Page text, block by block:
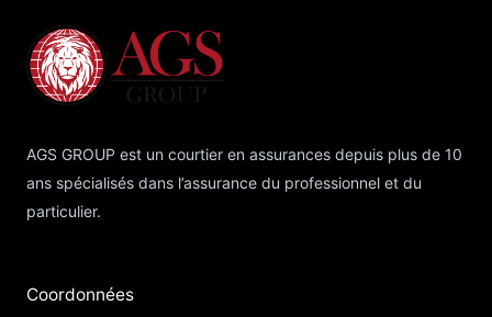
AGS GROUP est un courtier en assurances depuis plus de 10
ans spécialisés dans l’assurance du professionnel et du
particulier.
Coordonnées​